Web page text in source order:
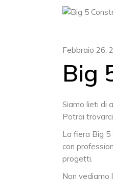
Febbraio 26,
Big
Siamo lieti di
Potrai
La fiera Big 5
con
progetti.
Non vediamo